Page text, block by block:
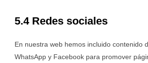
5.4 Redes sociales
En nuestra web hemos incluido contenido
WhatsApp y Facebook para promover